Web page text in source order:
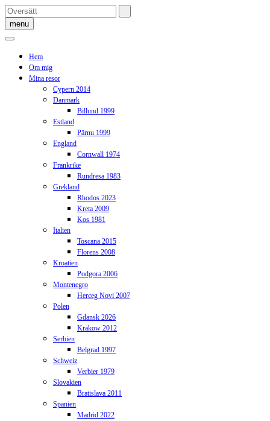
Skip
to
content
menu
Hem
Om mig
Mina resor
Cypern 2014
Danmark
Billund 1999
Estland
Pärnu 1999
England
Cornwall 1974
Frankrike
Rundresa 1983
Grekland
Rhodos 2023
Kreta 2009
Kos 1981
Italien
Toscana 2015
Florens 2008
Kroatien
Podgora 2006
Montenegro
Herceg Novi 2007
Polen
Gdansk 2026
Krakow 2012
Serbien
Belgrad 1997
Schweiz
Verbier 1979
Slovakien
Bratislava 2011
Spanien
Madrid 2022